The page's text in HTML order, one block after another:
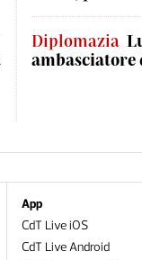
Diplomazia
ambasciatore
App
CdT Live iOS
CdT Live Android